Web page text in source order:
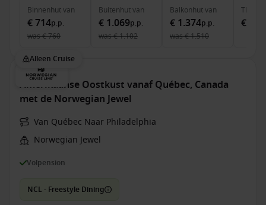
Binnenhutvan
€ 714p.p.
was€ 760
Buitenhutvan
€ 1.069p.p.
was€ 1.102
Balkonhutvan
€ 1.374p.p.
was€ 1.510
The
€
Alleen Cruise
Amerikaanse Oostkust vanaf Québec, Canada
met de Norwegian Jewel
Van Québec Naar Philadelphia
Norwegian Jewel
Volpension
NCL - Freestyle Dining